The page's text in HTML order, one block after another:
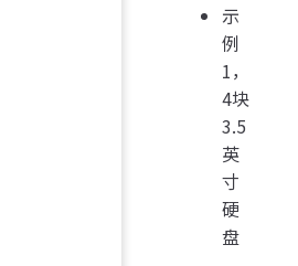
示
例
1，
4块
3.5
英
寸
硬
盘